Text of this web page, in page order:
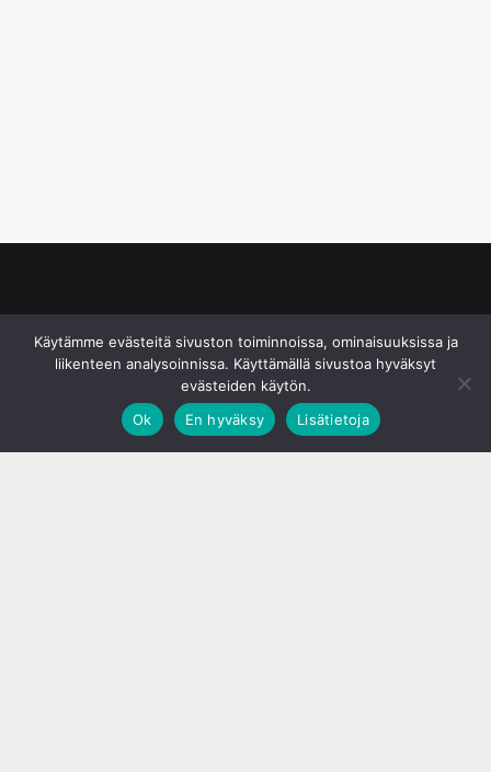
Käytämme evästeitä sivuston toiminnoissa, ominaisuuksissa ja
liikenteen analysoinnissa. Käyttämällä sivustoa hyväksyt
evästeiden käytön.
Ok
En hyväksy Lisätietoja